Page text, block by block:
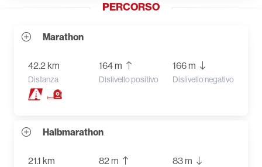
PERCORSO
Marathon
42.2 km
Distanza
164 m
Dislivello positivo
166 m
Dislivello negativo
Halbmarathon
21.1 km 82 m 83 m